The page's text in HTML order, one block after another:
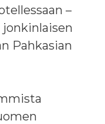
–
Pahkasian